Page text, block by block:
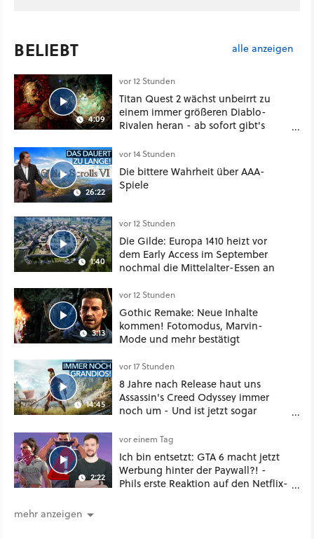
BELIEBT alle anzeigen
4:09
vor 12 Stunden
Titan Quest 2 wächst unbeirrt zu
einem immer größeren Diablo-
Rivalen heran - ab sofort gibt's
Klasse
26:22
vor 14 Stunden
Die bittere Wahrheit über AAA-
Spiele
1:40
vor 12 Stunden
Die Gilde: Europa 1410 heizt vor
dem Early Access im September
nochmal die Mittelalter-Essen an
3:13
vor 12 Stunden
Gothic Remake: Neue Inhalte
kommen! Fotomodus, Marvin-
Mode und mehr bestätigt
14:45
vor 17 Stunden
8 Jahre nach Release haut uns
Assassin's Creed Odyssey immer
noch um - Und ist jetzt sogar
2:22
vor einem Tag
Ich bin entsetzt: GTA 6 macht jetzt
Werbung hinter der Paywall?! -
Phils erste Reaktion auf den Netflix-
mehr anzeigen